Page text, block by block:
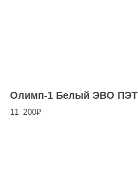
Олимп-1 Белый ЭВО ПЭТ
11 200₽